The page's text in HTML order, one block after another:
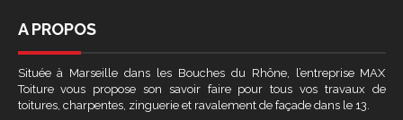
A PROPOS
Située à Marseille dans les Bouches du Rhône, l’entreprise MAX
Toiture vous propose son savoir faire pour tous vos travaux de
toitures, charpentes, zinguerie et ravalement de façade dans le 13.